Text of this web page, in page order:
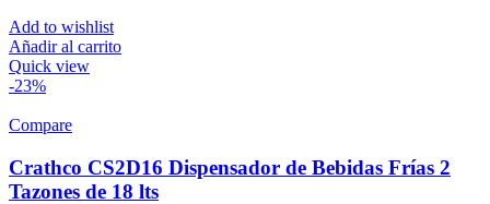
Add to wishlist
Añadir al carrito
Quick view
-23%
Compare
Crathco CS2D16 Dispensador de Bebidas Frías 2
Tazones de 18 lts